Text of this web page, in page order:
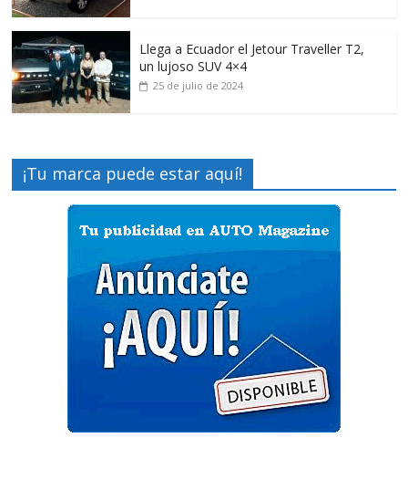
Llega a Ecuador el Jetour Traveller T2,
un lujoso SUV 4×4
25 de julio de 2024
¡Tu marca puede estar aquí!